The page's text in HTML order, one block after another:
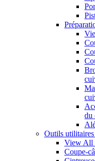
du
Outils
View All
Coupe-